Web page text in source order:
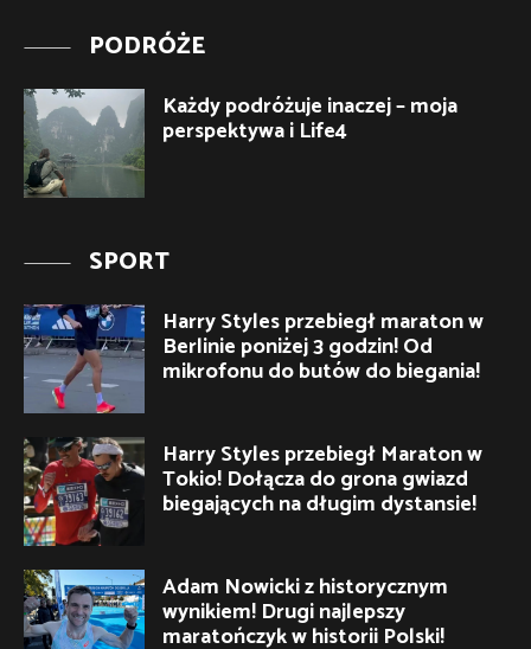
PODRÓŻE
Każdy podróżuje inaczej – moja
perspektywa i Life4
SPORT
Harry Styles przebiegł maraton w
Berlinie poniżej 3 godzin! Od
mikrofonu do butów do biegania!
Harry Styles przebiegł Maraton w
Tokio! Dołącza do grona gwiazd
biegających na długim dystansie!
Adam Nowicki z historycznym
wynikiem! Drugi najlepszy
maratończyk w historii Polski!